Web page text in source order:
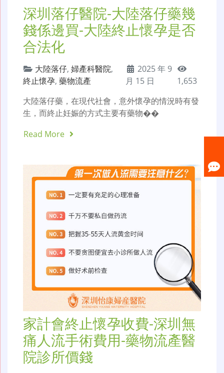
深圳落仔醫院-大陸落仔藥幾
錢係邊買-大陸終止懷孕是否
合法化
大陸落仔, 婦產科醫院,
終止懷孕, 藥物流產
2025 年 9
月 15 日
1,653
大陸落仔藥，在現代社會，意外懷孕的情況時有發
生，而終止妊娠的方式主要有藥物��
Read More
家計會終止懷孕收費-深圳無
痛人流手術費用-藥物流產醫
院診所價錢